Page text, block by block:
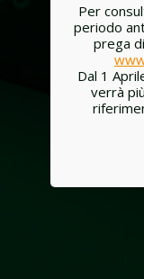
Per
periodo
prega
Dal 1
verrà